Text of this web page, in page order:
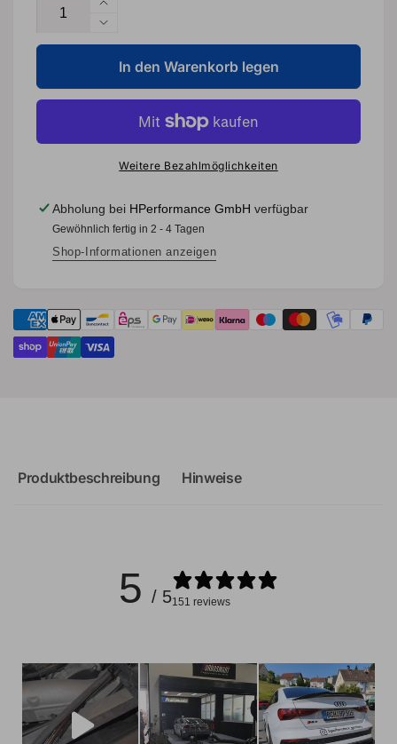
Erhöhe
die
Menge
für
DBA2809E
-
Street
Series
-
plain
Verringere
die
Menge
für
DBA2809E
Street
Series
Shield
-
plain
In den Warenkorb legen
Weitere Bezahlmöglichkeiten
Abholung bei HPerformance GmbH verfügbar
Gewöhnlich fertig in 2 - 4 Tagen
Shop-Informationen anzeigen
Produktbeschreibung Hinweise
5 / 5151 reviews